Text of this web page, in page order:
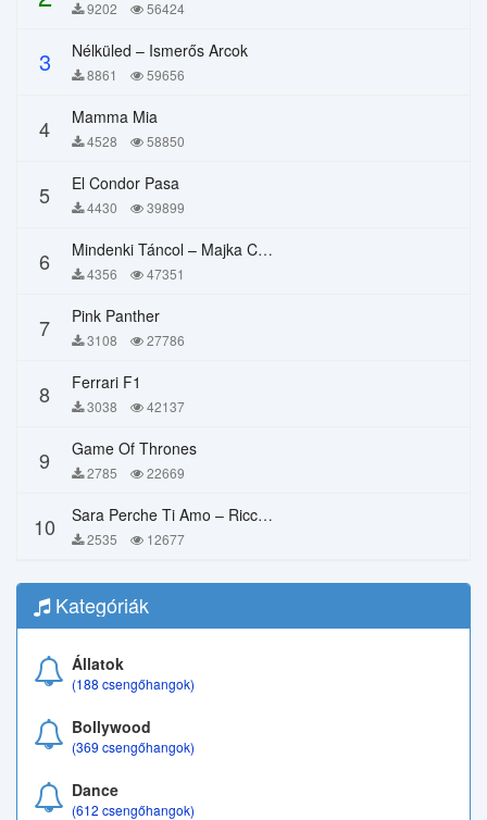
9202 56424
3 Nélküled – Ismerős Arcok
8861 59656
4 Mamma Mia
4528 58850
5 El Condor Pasa
4430 39899
6 Mindenki Táncol – Majka Curtis, Péter Majoros
4356 47351
7 Pink Panther
3108 27786
8 Ferrari F1
3038 42137
9 Game Of Thrones
2785 22669
10 Sara Perche Ti Amo – Ricchi E Poveri
2535 12677
Kategóriák
Állatok
(188 csengőhangok)
Bollywood
(369 csengőhangok)
Dance
(612 csengőhangok)